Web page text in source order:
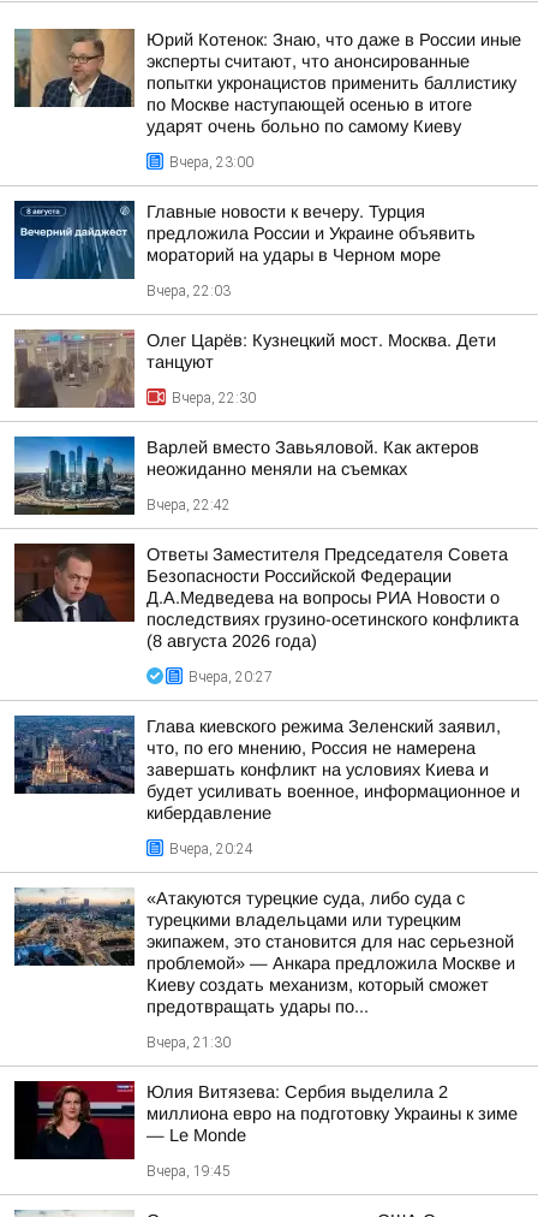
Юрий Котенок: Знаю, что даже в России иные
эксперты считают, что анонсированные
попытки укронацистов применить баллистику
по Москве наступающей осенью в итоге
ударят очень больно по самому Киеву
Вчера, 23:00
Главные новости к вечеру. Турция
предложила России и Украине объявить
мораторий на удары в Черном море
Вчера, 22:03
Олег Царёв: Кузнецкий мост. Москва. Дети
танцуют
Вчера, 22:30
Варлей вместо Завьяловой. Как актеров
неожиданно меняли на съемках
Вчера, 22:42
Ответы Заместителя Председателя Совета
Безопасности Российской Федерации
Д.А.Медведева на вопросы РИА Новости о
последствиях грузино-осетинского конфликта
(8 августа 2026 года)
Вчера, 20:27
Глава киевского режима Зеленский заявил,
что, по его мнению, Россия не намерена
завершать конфликт на условиях Киева и
будет усиливать военное, информационное и
кибердавление
Вчера, 20:24
«Атакуются турецкие суда, либо суда с
турецкими владельцами или турецким
экипажем, это становится для нас серьезной
проблемой» — Анкара предложила Москве и
Киеву создать механизм, который сможет
предотвращать удары по...
Вчера, 21:30
Юлия Витязева: Сербия выделила 2
миллиона евро на подготовку Украины к зиме
— Le Monde
Вчера, 19:45